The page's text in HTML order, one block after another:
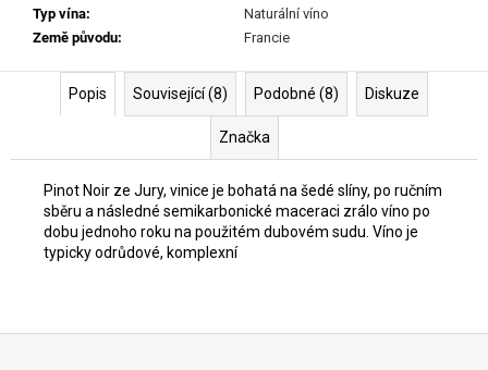
Typ vína:
Naturální víno
Země původu: Francie
Popis Související (8) Podobné (8) Diskuze
Značka
Pinot Noir ze Jury, vinice je bohatá na šedé slíny, po ručním
sběru a následné semikarbonické maceraci zrálo víno po
dobu jednoho roku na použitém dubovém sudu. Víno je
typicky odrůdové, komplexní